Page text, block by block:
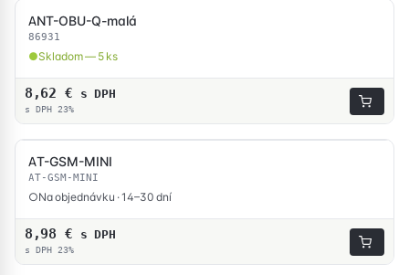
SKLADOM
ANT-OBU-Q-malá
86931
Skladom — 5 ks
8,62 € s DPH
s DPH 23%
AT-GSM-MINI
AT-GSM-MINI
Na objednávku · 14–30 dní
8,98 € s DPH
s DPH 23%